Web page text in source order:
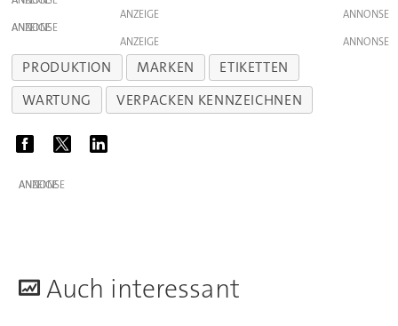
ANZEIGE
ANZEIGE
ANZEIGE
PRODUKTION MARKEN
ETIKETTEN
WARTUNG
VERPACKEN KENNZEICHNEN
ANZEIGE
Auch interessant